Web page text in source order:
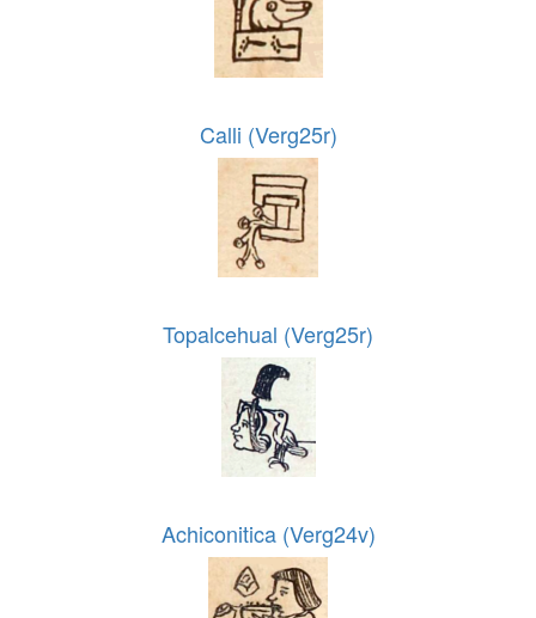
Calli (Verg25r)
Topalcehual (Verg25r)
Achiconitica (Verg24v)